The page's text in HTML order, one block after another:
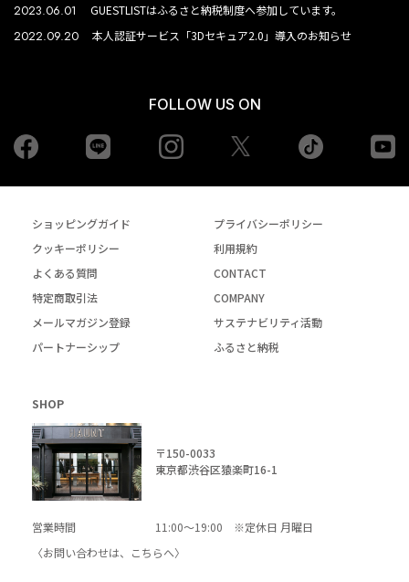
2023.06.01 GUESTLISTはふるさと納税制度へ参加しています。
2022.09.20 本人認証サービス「3Dセキュア2.0」導入のお知らせ
FOLLOW US ON
Facebook Instagram tiktok
ショッピングガイド
プライバシーポリシー
クッキーポリシー
利用規約
よくある質問
CONTACT
特定商取引法
COMPANY
メールマガジン登録
サステナビリティ活動
パートナーシップ
ふるさと納税
SHOP
〒150-0033
東京都渋谷区猿楽町16-1
営業時間
11:00～19:00 ※定休日 月曜日
〈お問い合わせは、
こちらへ〉